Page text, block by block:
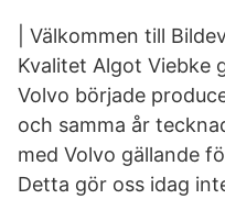
| Välkommen till
Kvalitet Algot Viebke
Volvo började
och samma år
med Volvo gällande
Detta gör oss idag